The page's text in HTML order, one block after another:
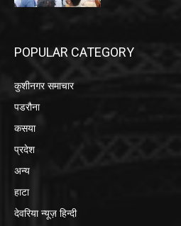
POPULAR CATEGORY
कुशीनगर समाचार
पडरौना
कसया
प्रदेश
अन्य
हाटा
देवरिया न्यूज़ हिन्दी